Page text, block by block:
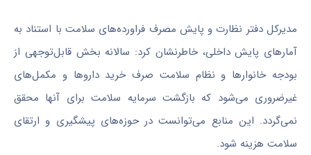
مدیرکل دفتر نظارت و پایش مصرف فراورده‌های سلامت با استناد به
آمارهای پایش داخلی، خاطرنشان کرد: سالانه بخش قابل‌توجهی از
بودجه خانوارها و نظام سلامت صرف خرید داروها و مکمل‌های
غیرضروری می‌شود که بازگشت سرمایه سلامت برای آنها محقق
نمی‌گردد. این منابع می‌توانست در حوزه‌های پیشگیری و ارتقای
سلامت هزینه شود.